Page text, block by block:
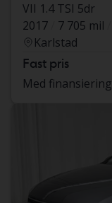
VII 1.4 TSI 5dr
2017
7 705 mil
Karlstad
Fast pris
Med finansiering